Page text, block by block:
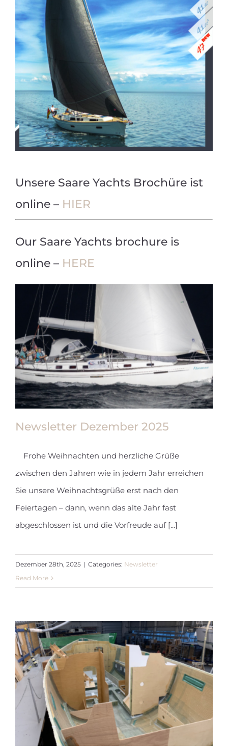
Unsere Saare Yachts Brochüre ist
online – HIER
Our Saare Yachts brochure is
online – HERE
Newsletter Dezember 2025
Newsletter Dezember 2025
Frohe Weihnachten und herzliche Grüße
zwischen den Jahren wie in jedem Jahr erreichen
Sie unsere Weihnachtsgrüße erst nach den
Feiertagen – dann, wenn das alte Jahr fast
abgeschlossen ist und die Vorfreude auf [...]
Dezember 28th, 2025 | Categories: Newsletter
Read More